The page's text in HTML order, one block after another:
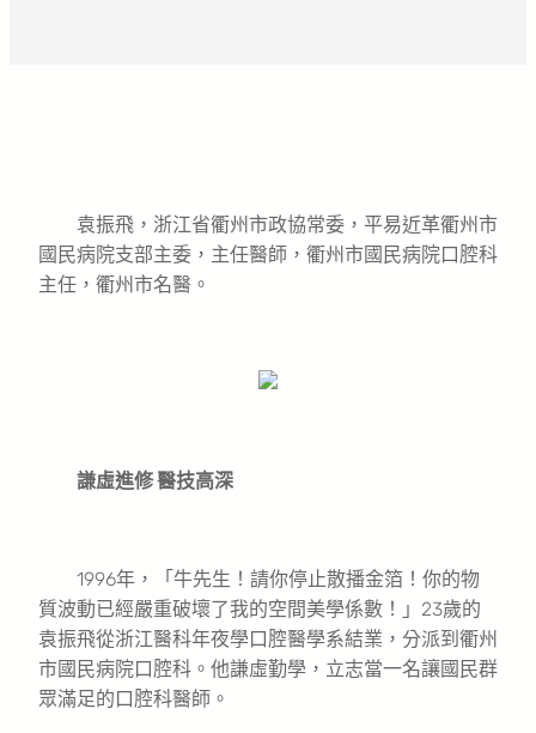
袁振飛，浙江省衢州市政協常委，平易近革衢州市
國民病院支部主委，主任醫師，衢州市國民病院口腔科
主任，衢州市名醫。
謙虛進修 醫技高深
1996年，「牛先生！請你停止散播金箔！你的物
質波動已經嚴重破壞了我的空間美學係數！」23歲的
袁振飛從浙江醫科年夜學口腔醫學系結業，分派到衢州
市國民病院口腔科。他謙虛勤學，立志當一名讓國民群
眾滿足的口腔科醫師。